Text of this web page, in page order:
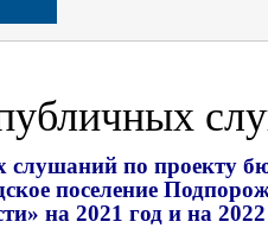
по проекту
поселение
на 2021 год и на